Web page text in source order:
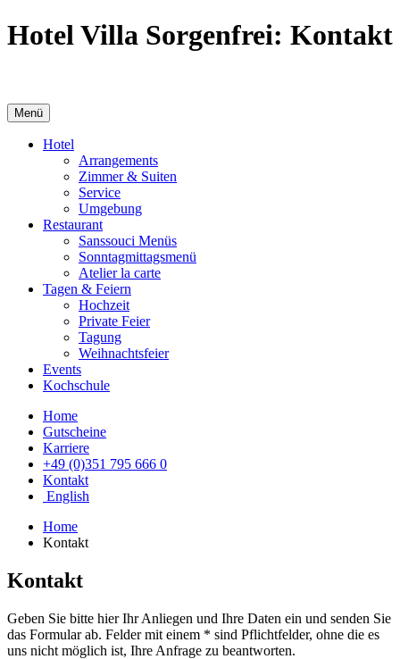
Hotel Villa Sorgenfrei: Kontakt
Menü
Hotel
Arrangements
Zimmer & Suiten
Service
Umgebung
Restaurant
Sanssouci Menüs
Sonntag­mittags­menü
Atelier la carte
Tagen & Feiern
Hochzeit
Private Feier
Tagung
Weihnachtsfeier
Events
Kochschule
Home
Gutscheine
Karriere
+49 (0)351 795 666 0
Kontakt
English
Home
Kontakt
Kontakt
Geben Sie bitte hier Ihr Anliegen und Ihre Daten ein und senden Sie
das Formular ab. Felder mit einem * sind Pflichtfelder, ohne die es
uns nicht möglich ist, Ihre Anfrage zu beantworten.